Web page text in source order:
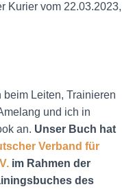
Kurier vom 22.03.2023,
Leiten, Trainieren
und ich in
an. Unser Buch hat
Verband für
im Rahmen der
des